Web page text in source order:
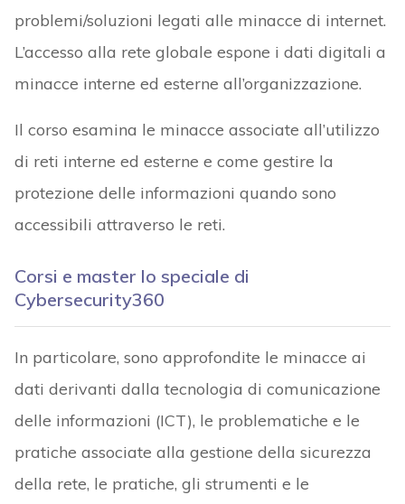
problemi/soluzioni legati alle minacce di internet.
L’accesso alla rete globale espone i dati digitali a
minacce interne ed esterne all’organizzazione.
Il corso esamina le minacce associate all’utilizzo
di reti interne ed esterne e come gestire la
protezione delle informazioni quando sono
accessibili attraverso le reti.
Corsi e master lo speciale di
Cybersecurity360
In particolare, sono approfondite le minacce ai
dati derivanti dalla tecnologia di comunicazione
delle informazioni (ICT), le problematiche e le
pratiche associate alla gestione della sicurezza
della rete, le pratiche, gli strumenti e le